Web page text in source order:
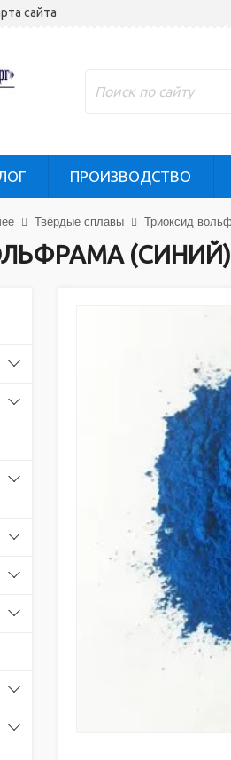
сайта
ПРОИЗВОДСТВО
Твёрдые сплавы Триоксид
(СИНИЙ)